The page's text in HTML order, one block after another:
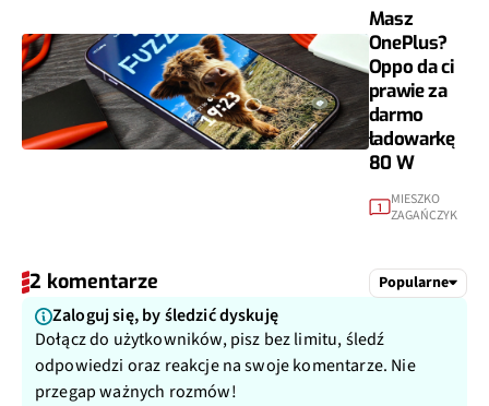
Masz
OnePlus?
Oppo da ci
prawie za
darmo
ładowarkę
80 W
1
MIESZKO
ZAGAŃCZYK
2 komentarze Popularne
Zaloguj się, by śledzić dyskuję
Dołącz do użytkowników, pisz bez limitu, śledź
odpowiedzi oraz reakcje na swoje komentarze. Nie
przegap ważnych rozmów!